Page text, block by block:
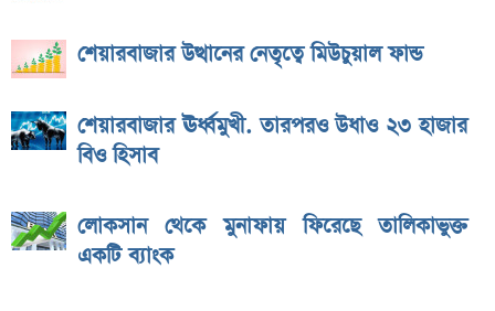
শেয়ারবাজার উত্থানের নেতৃত্বে মিউচুয়াল ফান্ড
শেয়ারবাজার ঊর্ধ্বমুখী. তারপরও উধাও ২৩ হাজার
বিও হিসাব
লোকসান থেকে মুনাফায় ফিরেছে তালিকাভুক্ত
একটি ব্যাংক